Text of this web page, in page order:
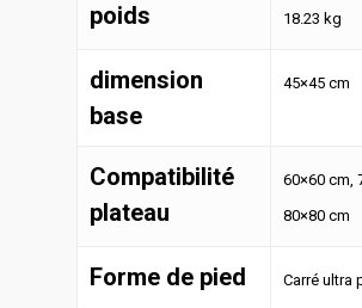
poids 18.23 kg
dimension
base
45×45 cm
Compatibilité
plateau
60×60 cm,
80×80 cm
Forme de pied Carré ultra